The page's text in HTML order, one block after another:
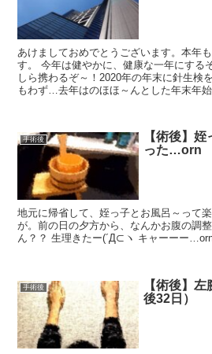
あけましておめでとうございます。本年
す。 今年は健やかに、健康な一年にする
しら携わるぞ～！2020年の年末に針生検
もわず…去年はのほほ～んとした年末年
手術後
【術後】
った…orn
地元に帰省して、姪っ子とお風呂～って
が。前の日の夕方から、なんかお腹の調
ん？？ 生理きたー(´Д⊂ヽ キャーーー
手術後
【術後】
後32日）